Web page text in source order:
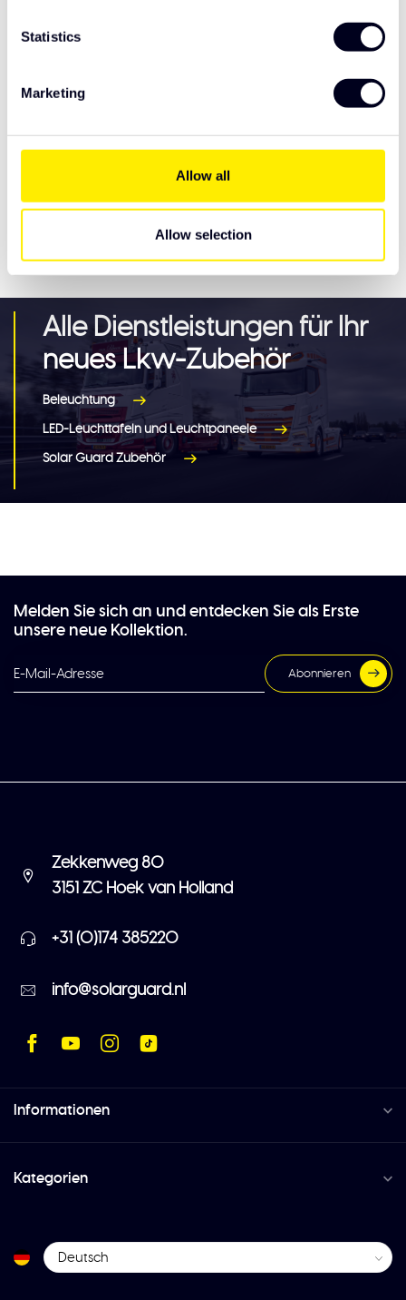
Statistics
Marketing
Allow all
Allow selection
Ledson Optoline NG+
€62,50
Alle Dienstleistungen für Ihr
neues Lkw-Zubehör
Beleuchtung
LED-Leuchttafeln und Leuchtpaneele
Solar Guard Zubehör
Melden Sie sich an und entdecken Sie als Erste
unsere neue Kollektion.
Abonnieren
Zekkenweg 80
3151 ZC Hoek van Holland
+31 (0)174 385220
info@solarguard.nl
Informationen
Kategorien